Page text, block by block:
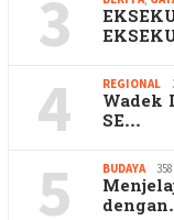
3
4 REGIONAL
Wadek
SE…
5 BUDAYA